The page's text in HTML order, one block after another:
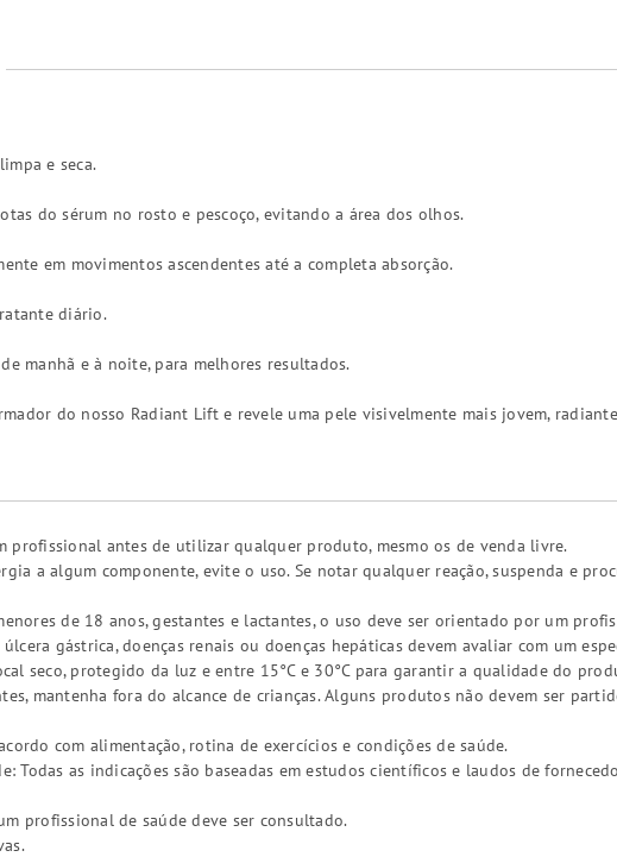
e seca.
do sérum no rosto e pescoço, evitando a área dos olhos.
em movimentos ascendentes até a completa absorção.
diário.
manhã e à noite, para melhores resultados.
do nosso Radiant Lift e revele uma pele visivelmente mais jovem,
profissional antes de utilizar qualquer produto, mesmo os de venda livre.
a algum componente, evite o uso. Se notar qualquer reação, suspenda e
de 18 anos, gestantes e lactantes, o uso deve ser orientado por um
úlcera gástrica, doenças renais ou doenças hepáticas devem avaliar com um
seco, protegido da luz e entre 15°C e 30°C para garantir a qualidade do
mantenha fora do alcance de crianças. Alguns produtos não devem ser
com alimentação, rotina de exercícios e condições de saúde.
Todas as indicações são baseadas em estudos científicos e laudos de
profissional de saúde deve ser consultado.